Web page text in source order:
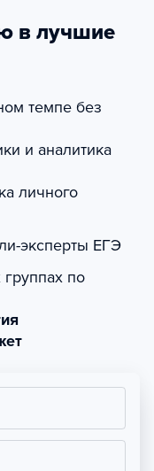
в лучшие
темпе без
и аналитика
личного
эксперты ЕГЭ
по